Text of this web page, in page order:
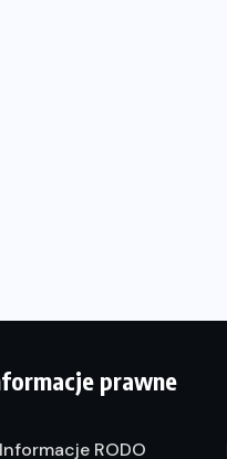
prawne
Informacje RODO